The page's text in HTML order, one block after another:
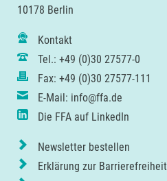
10178 Berlin
Kontakt
Tel.: +49 (0)30 27577-0
Fax: +49 (0)30 27577-111
E-Mail: info@ffa.de
Die FFA auf LinkedIn
Newsletter bestellen
Erklärung zur Barrierefreiheit